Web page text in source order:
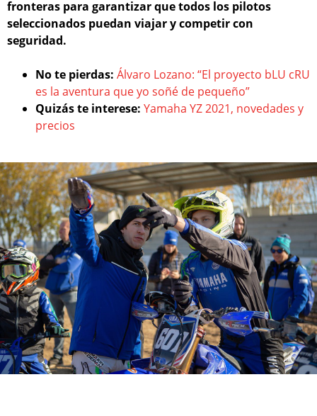
fronteras para garantizar que todos los pilotos
seleccionados puedan viajar y competir con
seguridad.
No te pierdas: Álvaro Lozano: “El proyecto bLU cRU
es la aventura que yo soñé de pequeño”
Quizás te interese: Yamaha YZ 2021, novedades y
precios